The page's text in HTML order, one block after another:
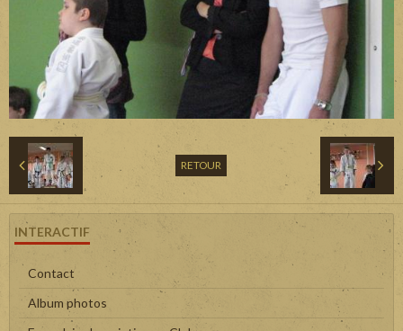
RETOUR
INTERACTIF
Contact
Album photos